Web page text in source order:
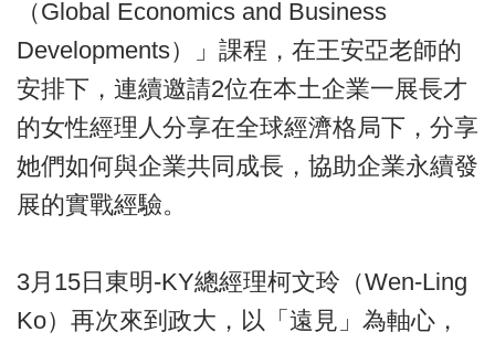
（Global Economics and Business
Developments）」課程，在王安亞老師的
安排下，連續邀請2位在本土企業一展長才
的女性經理人分享在全球經濟格局下，分享
她們如何與企業共同成長，協助企業永續發
展的實戰經驗。
3月15日東明-KY總經理柯文玲（Wen-Ling
Ko）再次來到政大，以「遠見」為軸心，